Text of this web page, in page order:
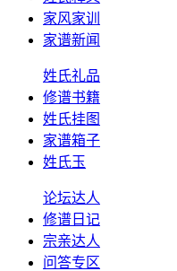
家风家训
家谱新闻
姓氏礼品
修谱书籍
姓氏挂图
家谱箱子
姓氏玉
论坛达人
修谱日记
宗亲达人
问答专区